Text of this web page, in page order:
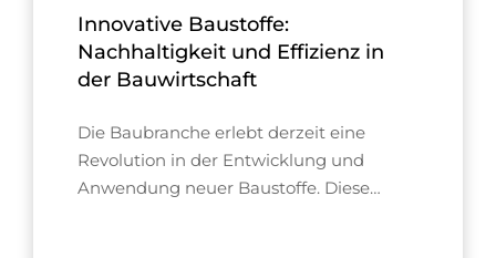
Innovative Baustoffe:
Nachhaltigkeit und Effizienz in
der Bauwirtschaft
Die Baubranche erlebt derzeit eine
Revolution in der Entwicklung und
Anwendung neuer Baustoffe. Diese…